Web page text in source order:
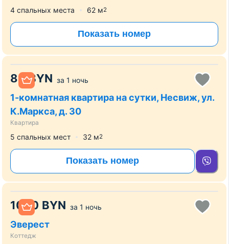
4 спальных места 62 м2
Показать номер
80 BYN за 1 ночь
1-комнатная квартира на сутки, Несвиж, ул.
К.Маркса, д. 30
Квартира
5 спальных мест 32 м2
Показать номер
1000 BYN за 1 ночь
Эверест
Коттедж